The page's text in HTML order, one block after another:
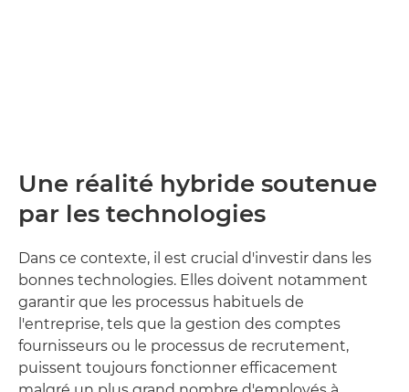
Une réalité hybride soutenue
par les technologies
Dans ce contexte, il est crucial d'investir dans les
bonnes technologies. Elles doivent notamment
garantir que les processus habituels de
l'entreprise, tels que la gestion des comptes
fournisseurs ou le processus de recrutement,
puissent toujours fonctionner efficacement